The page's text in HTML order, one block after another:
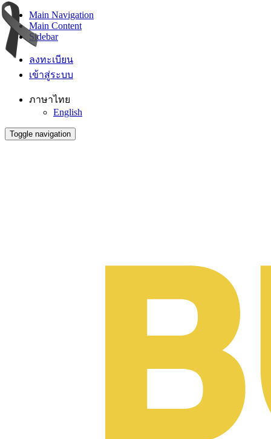
Main Navigation
Main Content
Sidebar
ลงทะเบียน
เข้าสู่ระบบ
ภาษาไทย
English
Toggle navigation